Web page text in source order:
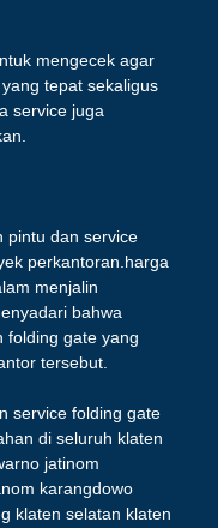
mengecek agar
tepat sekaligus
service juga
pintu dan service
perkantoran.harga
menjalin
bahwa
folding gate yang
tersebut.
service folding gate
di seluruh klaten
jatinom
karangdowo
klaten selatan klaten